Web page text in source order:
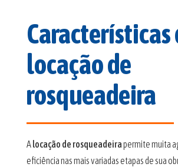
Características
locação de
rosqueadeira
A locação de rosqueadeirapermite muita
eficiência nas mais variadas etapas de sua